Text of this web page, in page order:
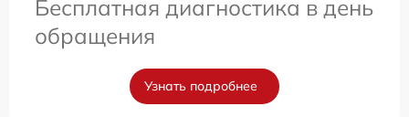
Бесплатная диагностика в день
обращения
Узнать подробнее